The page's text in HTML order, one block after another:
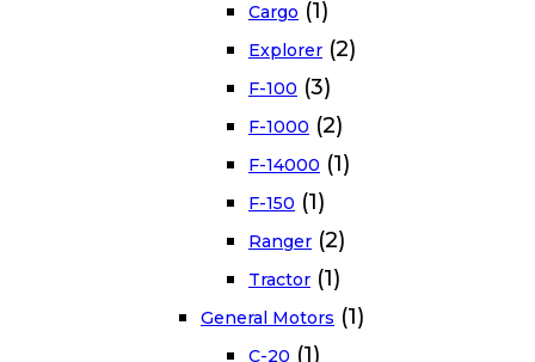
Cargo (1)
Explorer (2)
F-100 (3)
F-1000 (2)
F-14000 (1)
F-150 (1)
Ranger (2)
Tractor (1)
General Motors (1)
C-20 (1)